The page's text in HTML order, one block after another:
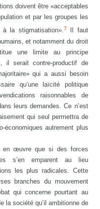
doivent être «acceptables
et par les groupes les
la stigmatisation».7
Il faut
et notamment du droit
une limite au principe
il serait contre-productif de
qui a aussi besoin
qu’une laïcité politique
raisonnables de
leurs demandes. Ce n’est
qui seul permettra de
économiques autrement plus
en œuvre que si des forces
s’en emparent au lieu
les plus radicales. Cette
branches du mouvement
qui concerne pourtant au
la société qu’il ambitionne de